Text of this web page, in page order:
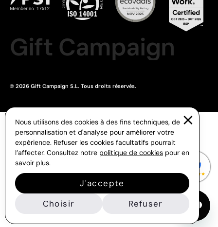
Gift Campaign
© 2026 Gift Campaign S.L. Tous droits réservés.
Nous utilisons des cookies à des fins techniques, de
personnalisation et d'analyse pour améliorer votre
expérience. Refuser les cookies facultatifs pourrait
l’affecter. Consultez notre politique de cookies pour en
savoir plus.
J'accepte
Choisir
Refuser